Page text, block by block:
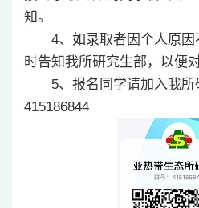
知。
4、如录取者因个人原
时告知我所研究生部，以便
5、报名同学请加入我
415186844